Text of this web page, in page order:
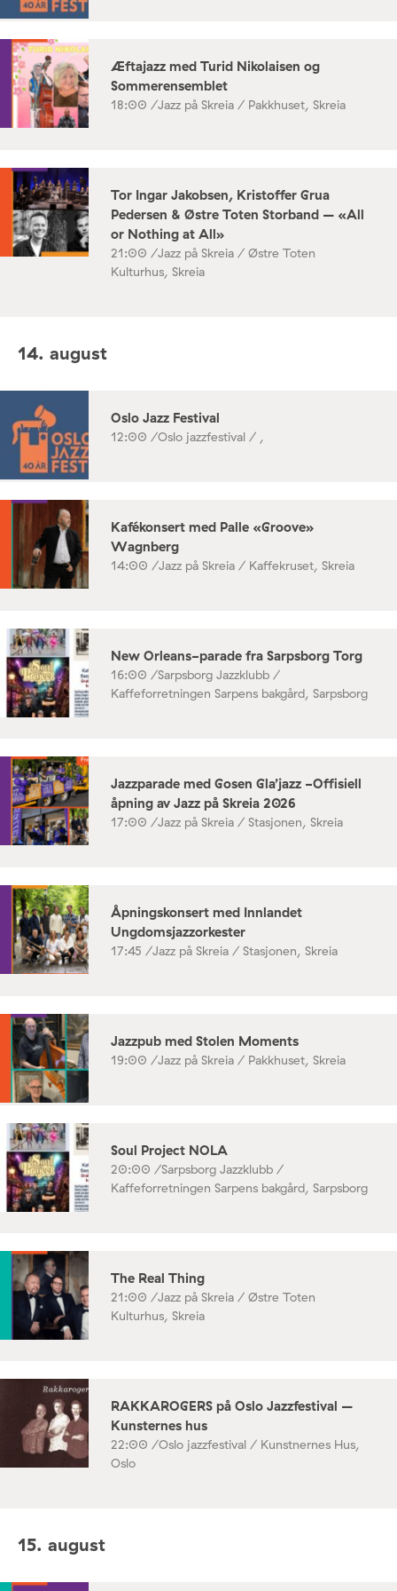
Æftajazz med Turid Nikolaisen og
Sommerensemblet
18:00 /Jazz på Skreia / Pakkhuset, Skreia
Tor Ingar Jakobsen, Kristoffer Grua
Pedersen & Østre Toten Storband – «All
or Nothing at All»
21:00 /Jazz på Skreia / Østre Toten
Kulturhus, Skreia
14. august
Oslo Jazz Festival
12:00 /Oslo jazzfestival / ,
Kafékonsert med Palle «Groove»
Wagnberg
14:00 /Jazz på Skreia / Kaffekruset, Skreia
New Orleans-parade fra Sarpsborg Torg
16:00 /Sarpsborg Jazzklubb /
Kaffeforretningen Sarpens bakgård, Sarpsborg
Jazzparade med Gosen Gla’jazz -Offisiell
åpning av Jazz på Skreia 2026
17:00 /Jazz på Skreia / Stasjonen, Skreia
Åpningskonsert med Innlandet
Ungdomsjazzorkester
17:45 /Jazz på Skreia / Stasjonen, Skreia
Jazzpub med Stolen Moments
19:00 /Jazz på Skreia / Pakkhuset, Skreia
Soul Project NOLA
20:00 /Sarpsborg Jazzklubb /
Kaffeforretningen Sarpens bakgård, Sarpsborg
The Real Thing
21:00 /Jazz på Skreia / Østre Toten
Kulturhus, Skreia
RAKKAROGERS på Oslo Jazzfestival –
Kunsternes hus
22:00 /Oslo jazzfestival / Kunstnernes Hus,
Oslo
15. august